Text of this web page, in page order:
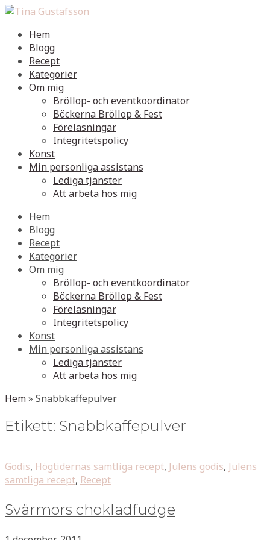
Hem
Blogg
Recept
Kategorier
Om mig
Bröllop- och eventkoordinator
Böckerna Bröllop & Fest
Föreläsningar
Integritetspolicy
Konst
Min personliga assistans
Lediga tjänster
Att arbeta hos mig
Hem
Blogg
Recept
Kategorier
Om mig
Bröllop- och eventkoordinator
Böckerna Bröllop & Fest
Föreläsningar
Integritetspolicy
Konst
Min personliga assistans
Lediga tjänster
Att arbeta hos mig
Hem» Snabbkaffepulver
Etikett: Snabbkaffepulver
Godis, Högtidernas samtliga recept, Julens godis, Julens
samtliga recept, Recept
Svärmors chokladfudge